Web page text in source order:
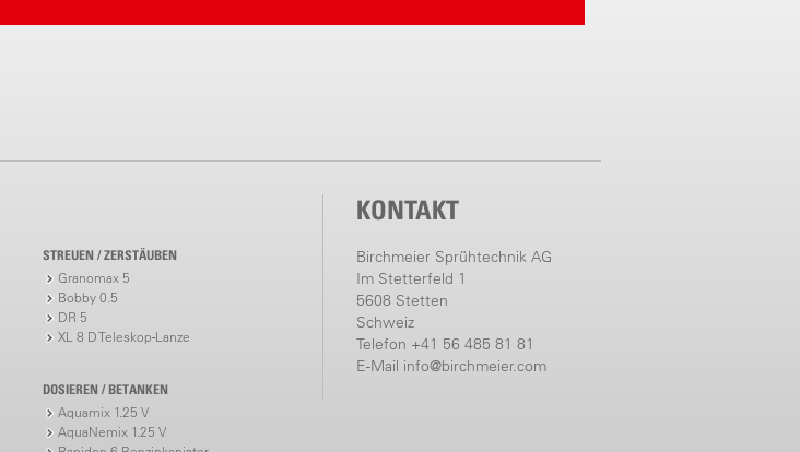
STREUEN / ZERSTÄUBEN
Granomax 5
Bobby 0.5
DR 5
XL 8 D Teleskop-Lanze
DOSIEREN / BETANKEN
Aquamix 1.25 V
AquaNemix 1.25 V
KONTAKT
Birchmeier Sprühtechnik AG
Im Stetterfeld 1
5608 Stetten
Schweiz
Telefon +41 56 485 81 81
E-Mail info@birchmeier.com